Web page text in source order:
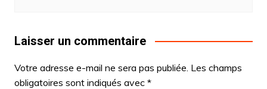
Laisser un commentaire
Votre adresse e-mail ne sera pas publiée. Les champs
obligatoires sont indiqués avec *